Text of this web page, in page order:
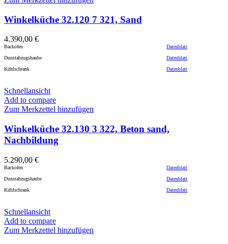
Winkelküche 32.120 7 321, Sand
4.390,00 €
Backofen
Datenblatt
Dunstabzugshaube
Datenblatt
Kühlschrank
Datenblatt
Schnellansicht
Add to compare
Zum Merkzettel hinzufügen
Winkelküche 32.130 3 322, Beton sand,
Nachbildung
5.290,00 €
Backofen
Datenblatt
Dunstabzugshaube
Datenblatt
Kühlschrank
Datenblatt
Schnellansicht
Add to compare
Zum Merkzettel hinzufügen